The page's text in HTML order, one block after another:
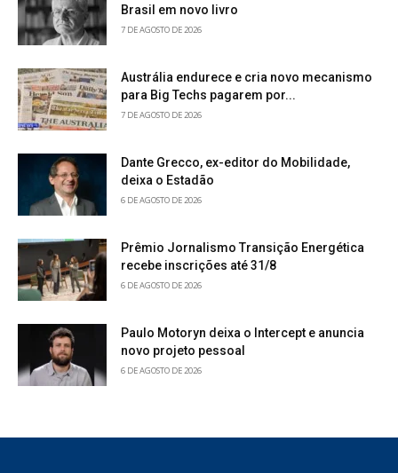
Brasil em novo livro
7 DE AGOSTO DE 2026
Austrália endurece e cria novo mecanismo
para Big Techs pagarem por...
7 DE AGOSTO DE 2026
Dante Grecco, ex-editor do Mobilidade,
deixa o Estadão
6 DE AGOSTO DE 2026
Prêmio Jornalismo Transição Energética
recebe inscrições até 31/8
6 DE AGOSTO DE 2026
Paulo Motoryn deixa o Intercept e anuncia
novo projeto pessoal
6 DE AGOSTO DE 2026